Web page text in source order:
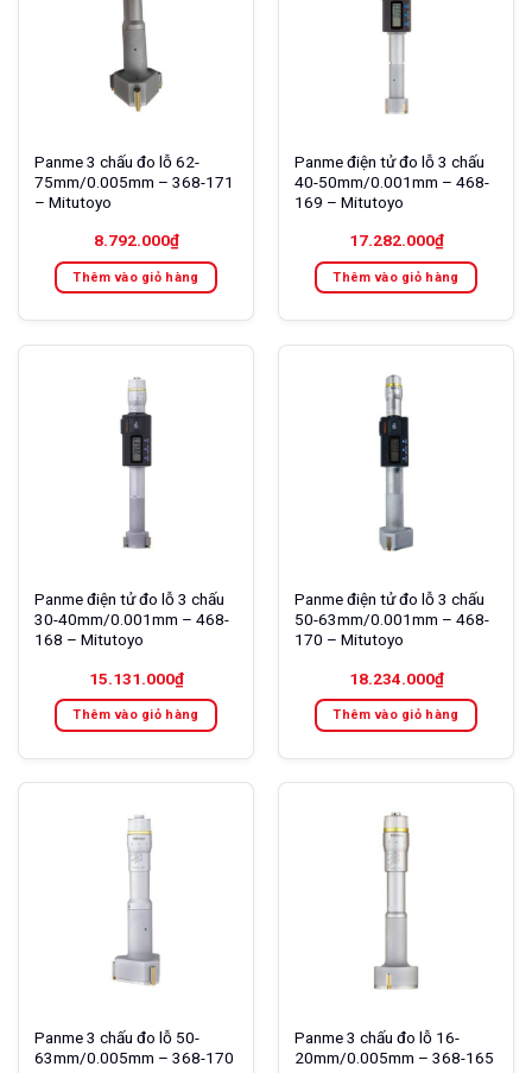
Panme 3 chấu đo lỗ 62-
75mm/0.005mm – 368-171
– Mitutoyo
8.792.000₫
Thêm vào giỏ hàng
Panme điện tử đo lỗ 3 chấu
40-50mm/0.001mm – 468-
169 – Mitutoyo
17.282.000₫
Thêm vào giỏ hàng
Panme điện tử đo lỗ 3 chấu
30-40mm/0.001mm – 468-
168 – Mitutoyo
15.131.000₫
Thêm vào giỏ hàng
Panme điện tử đo lỗ 3 chấu
50-63mm/0.001mm – 468-
170 – Mitutoyo
18.234.000₫
Thêm vào giỏ hàng
Panme 3 chấu đo lỗ 50-
63mm/0.005mm – 368-170
Panme 3 chấu đo lỗ 16-
20mm/0.005mm – 368-165